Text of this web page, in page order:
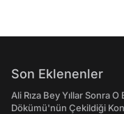
Son Eklenenler
Ali Rıza Bey Yıllar Sonra
Dökümü'nün Çekildiği